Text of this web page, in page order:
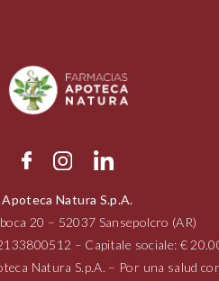
Apoteca Natura S.p.A.
20 – 52037 Sansepolcro (AR)
– Capitale sociale: €
Natura S.p.A. – Por una salud